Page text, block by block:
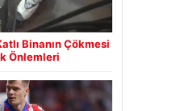
Binanın Çökmesi
Önlemleri